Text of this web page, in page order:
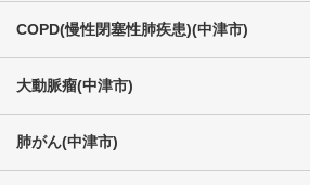
COPD(慢性閉塞性肺疾患)(中津市)
大動脈瘤(中津市)
肺がん(中津市)